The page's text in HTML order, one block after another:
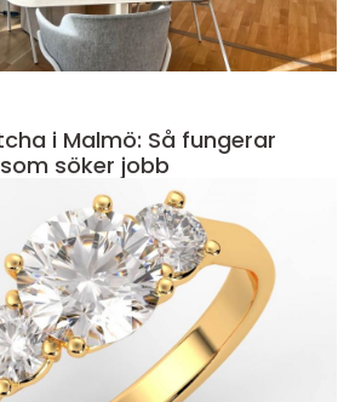
i Malmö: Så fungerar
söker jobb